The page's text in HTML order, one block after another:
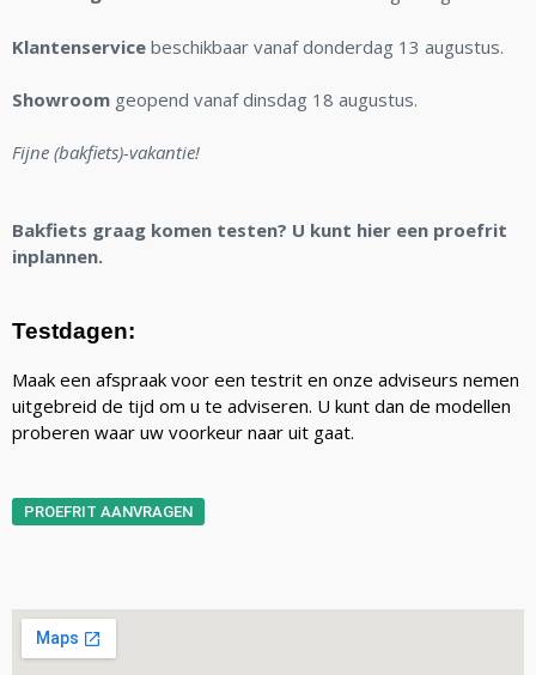
Klantenservice beschikbaar vanaf donderdag 13 augustus.
Showroom geopend vanaf dinsdag 18 augustus.
Fijne (bakfiets)-vakantie!
Bakfiets graag komen testen? U kunt hier een proefrit
inplannen.
Testdagen:
Maak een afspraak voor een testrit en onze adviseurs nemen
uitgebreid de tijd om u te adviseren. U kunt dan de modellen
proberen waar uw voorkeur naar uit gaat.
PROEFRIT AANVRAGEN